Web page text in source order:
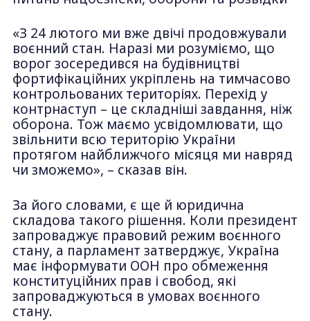
«З 24 лютого ми вже двічі продовжували
воєнний стан. Наразі ми розуміємо, що
ворог зосередився на будівництві
фортифікаційних укріплень на тимчасово
контрольованих територіях. Перехід у
контрнаступ – це складніші завдання, ніж
оборона. Тож маємо усвідомлювати, що
звільнити всю територію України
протягом найближчого місяця ми навряд
чи зможемо», – сказав він.
За його словами, є ще й юридична
складова такого рішення. Коли президент
запроваджує правовий режим воєнного
стану, а парламент затверджує, Україна
має інформувати ООН про обмеження
конституційних прав і свобод, які
запроваджуються в умовах воєнного
стану.